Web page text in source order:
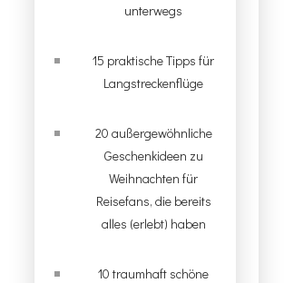
unterwegs
15 praktische Tipps für
Langstreckenflüge
20 außergewöhnliche
Geschenkideen zu
Weihnachten für
Reisefans, die bereits
alles (erlebt) haben
10 traumhaft schöne